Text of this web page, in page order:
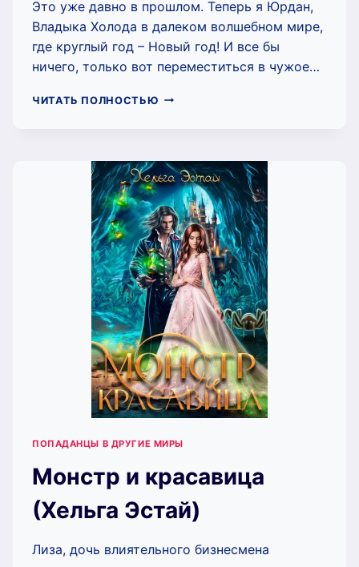
Это уже давно в прошлом. Теперь я Юрдан,
Владыка Холода в далеком волшебном мире,
где круглый год – Новый год! И все бы
ничего, только вот переместиться в чужое…
ЧИТАТЬ ПОЛНОСТЬЮ ВЛАДЫКА
(ХЕЛЬГА
ЭСТАЙ)
ПОПАДАНЦЫ В ДРУГИЕ МИРЫ
Монстр и красавица
(Хельга Эстай)
Лиза, дочь влиятельного бизнесмена